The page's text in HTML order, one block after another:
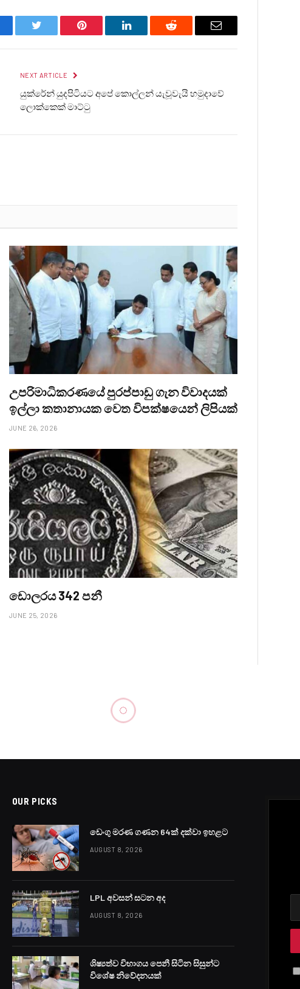
Twitter Pinterest LinkedIn Reddit Email
NEXT ARTICLE
යුක්රේන් යුදපිටියට අපේ කොල්ලන් යැවූවැයි හමුදාවේ
ලොක්කෙක් මාට්ටු
උපරිමාධිකරණයේ පුරප්පාඩු ගැන විවාදයක්
ඉල්ලා කතානායක වෙත විපක්ෂයෙන් ලිපියක්
JUNE 26, 2026
ඩොලරය 342 පනී
JUNE 25, 2026
OUR PICKS
ඩෙංගු මරණ ගණන 64ක් දක්වා ඉහළට
AUGUST 8, 2026
LPL අවසන් සටන අද
AUGUST 8, 2026
ශිෂ්‍යත්ව විභාගය පෙනී සිටින සිසුන්ට
විශේෂ නිවේදනයක්